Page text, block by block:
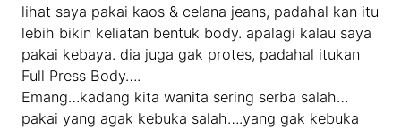
lihat saya pakai kaos & celana jeans, padahal kan itu
lebih bikin keliatan bentuk body. apalagi kalau saya
pakai kebaya. dia juga gak protes, padahal itukan
Full Press Body….
Emang…kadang kita wanita sering serba salah…
pakai yang agak kebuka salah….yang gak kebuka